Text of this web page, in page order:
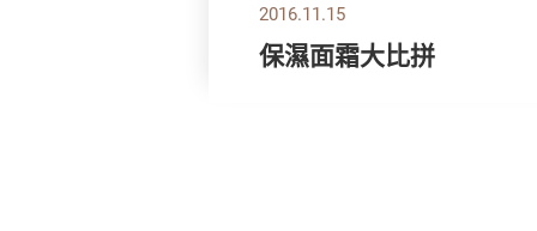
2016.11.15
保濕面霜大比拼